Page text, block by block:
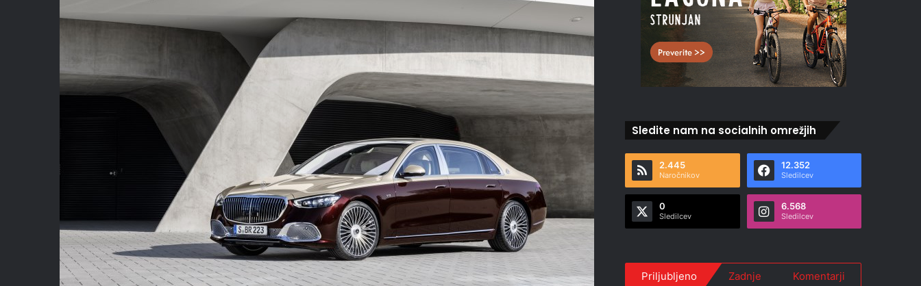
Sledite nam na socialnih omrežjih
2.445
Naročnikov
12.352
Sledilcev
0
Sledilcev
6.568
Sledilcev
Priljubljeno Zadnje Komentarji